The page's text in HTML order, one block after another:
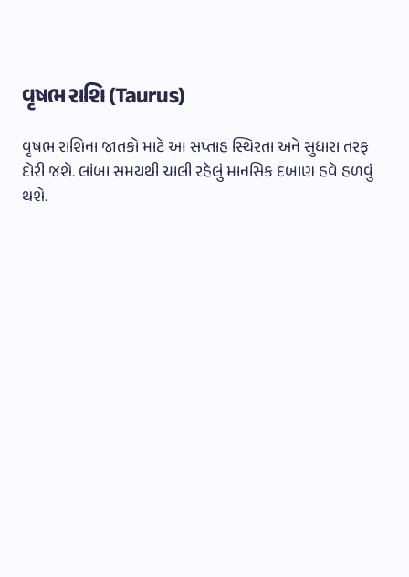
વૃષભ રાશિ (Taurus)
વૃષભ રાશિના જાતકો માટે આ સપ્તાહ સ્થિરતા અને સુધારા તરફ
દોરી જશે. લાંબા સમયથી ચાલી રહેલું માનસિક દબાણ હવે હળવું
થશે.